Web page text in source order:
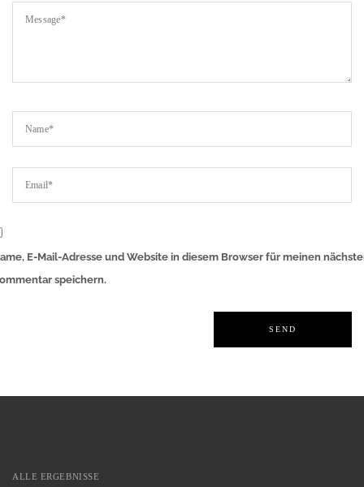
E-Mail-Adresse und Website in diesem Browser für meinen
speichern.
ALLE ERGEBNISSE